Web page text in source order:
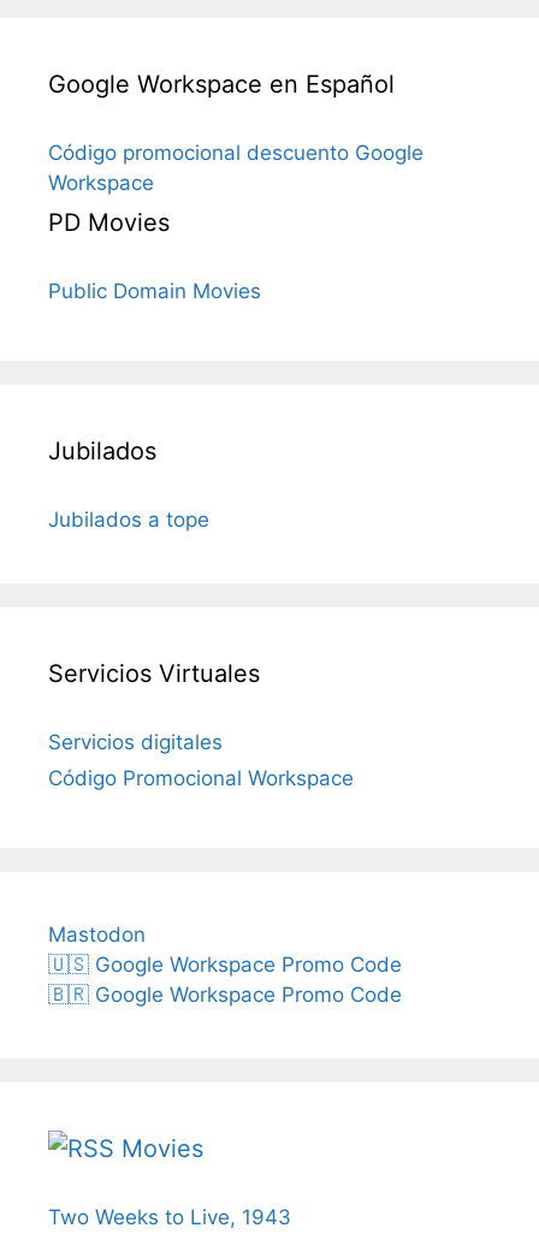
Google Workspace en Español
Código promocional descuento Google
Workspace
PD Movies
Public Domain Movies
Jubilados
Jubilados a tope
Servicios Virtuales
Servicios digitales
Código Promocional Workspace
Mastodon
🇺🇸 Google Workspace Promo Code
🇧🇷 Google Workspace Promo Code
Movies
Two Weeks to Live, 1943